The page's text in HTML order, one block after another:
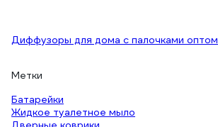
Диффузоры для дома с палочками оптом
Метки
Батарейки
Жидкое туалетное мыло